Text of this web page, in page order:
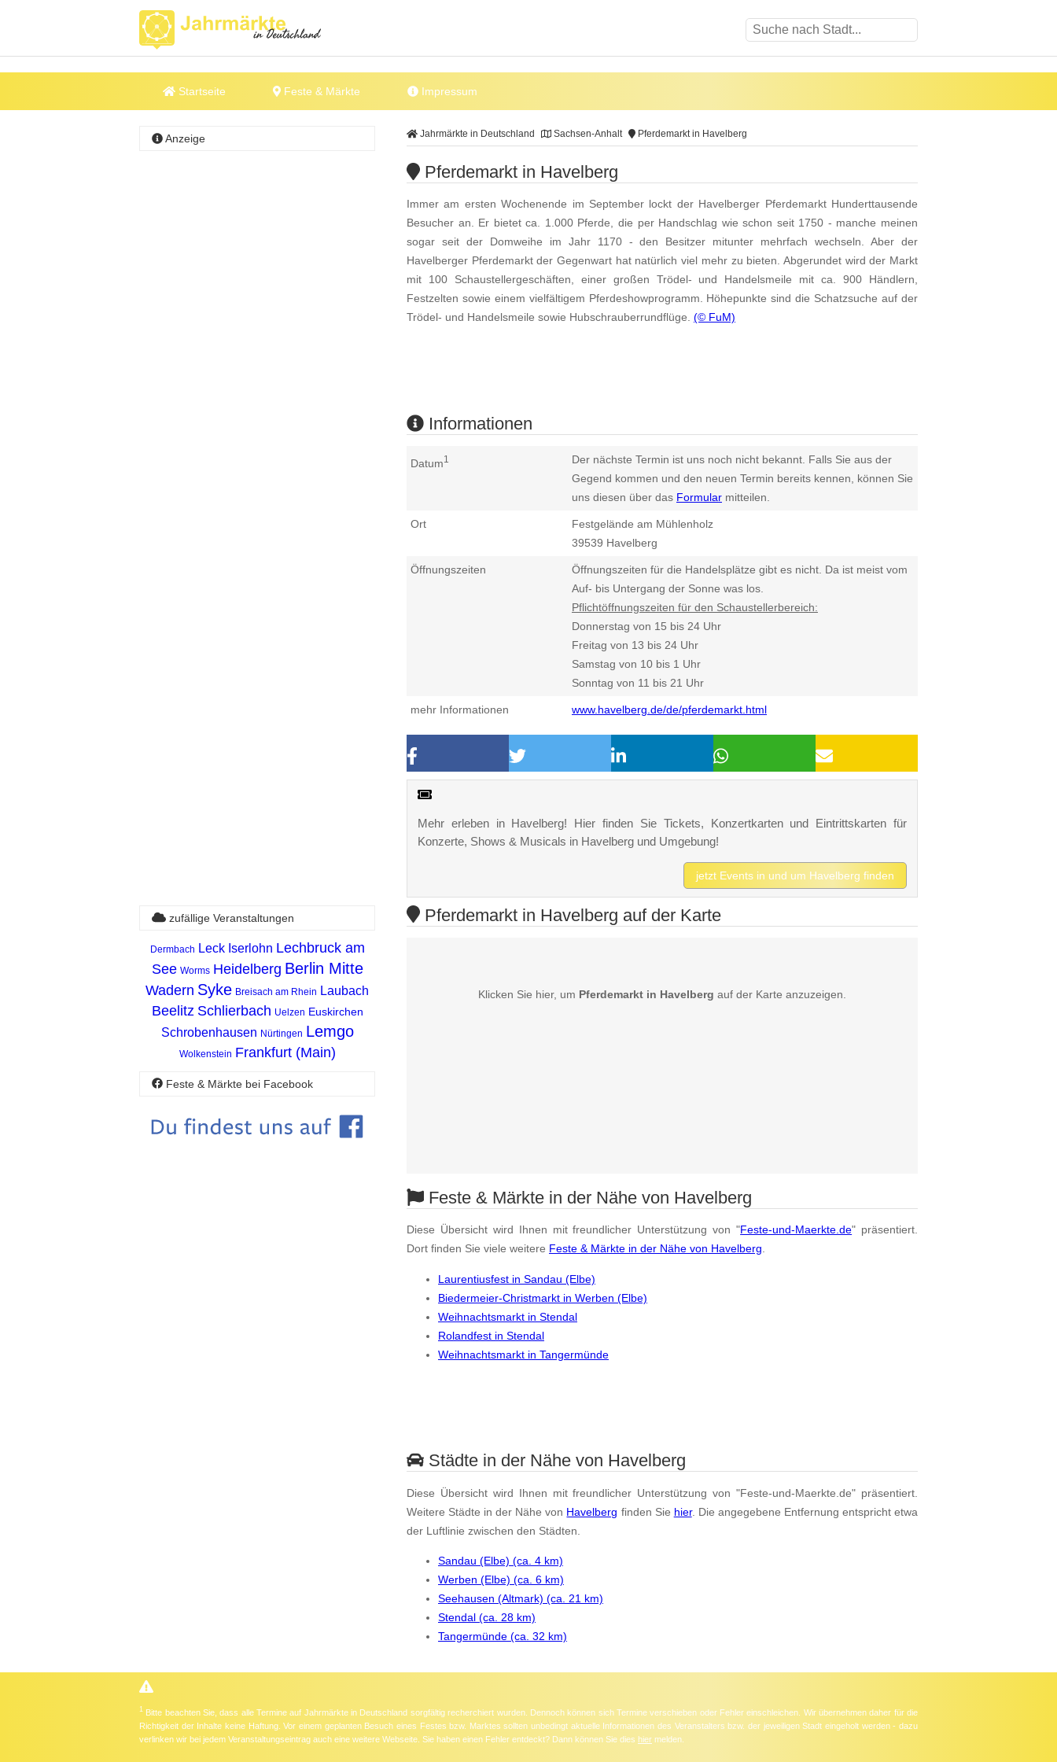
Startseite Feste & Märkte Impressum
Jahrmärkte in Deutschland Sachsen-Anhalt Pferdemarkt in Havelberg
Pferdemarkt in Havelberg
Immer am ersten Wochenende im September lockt der Havelberger Pferdemarkt Hunderttausende
Besucher an. Er bietet ca. 1.000 Pferde, die per Handschlag wie schon seit 1750 - manche meinen
sogar seit der Domweihe im Jahr 1170 - den Besitzer mitunter mehrfach wechseln. Aber der
Havelberger Pferdemarkt der Gegenwart hat natürlich viel mehr zu bieten. Abgerundet wird der Markt
mit 100 Schaustellergeschäften, einer großen Trödel- und Handelsmeile mit ca. 900 Händlern,
Festzelten sowie einem vielfältigem Pferdeshowprogramm. Höhepunkte sind die Schatzsuche auf der
Trödel- und Handelsmeile sowie Hubschrauberrundflüge. (© FuM)
Informationen
Datum1
Der nächste Termin ist uns noch nicht bekannt. Falls Sie aus der
Gegend kommen und den neuen Termin bereits kennen, können Sie
uns diesen über das Formular mitteilen.
Ort
Festgelände am Mühlenholz
39539 Havelberg
Öffnungszeiten
Öffnungszeiten für die Handelsplätze gibt es nicht. Da ist meist vom
Auf- bis Untergang der Sonne was los.
Pflichtöffnungszeiten für den Schaustellerbereich:
Donnerstag von 15 bis 24 Uhr
Freitag von 13 bis 24 Uhr
Samstag von 10 bis 1 Uhr
Sonntag von 11 bis 21 Uhr
mehr Informationen www.havelberg.de/de/pferdemarkt.html
Mehr erleben in Havelberg! Hier finden Sie Tickets, Konzertkarten und Eintrittskarten für
Konzerte, Shows & Musicals in Havelberg und Umgebung!
jetzt Events in und um Havelberg finden
Anzeige
Pferdemarkt in Havelberg auf der Karte
Klicken Sie hier, um Pferdemarkt in Havelberg auf der Karte anzuzeigen.
Feste & Märkte in der Nähe von Havelberg
Diese Übersicht wird Ihnen mit freundlicher Unterstützung von "Feste-und-Maerkte.de" präsentiert.
Dort finden Sie viele weitere Feste & Märkte in der Nähe von Havelberg.
Laurentiusfest in Sandau (Elbe)
Biedermeier-Christmarkt in Werben (Elbe)
Weihnachtsmarkt in Stendal
Rolandfest in Stendal
Weihnachtsmarkt in Tangermünde
Städte in der Nähe von Havelberg
Diese Übersicht wird Ihnen mit freundlicher Unterstützung von "Feste-und-Maerkte.de" präsentiert.
Weitere Städte in der Nähe von Havelberg finden Sie hier. Die angegebene Entfernung entspricht etwa
der Luftlinie zwischen den Städten.
Sandau (Elbe) (ca. 4 km)
Werben (Elbe) (ca. 6 km)
Seehausen (Altmark) (ca. 21 km)
Stendal (ca. 28 km)
Tangermünde (ca. 32 km)
zufällige Veranstaltungen
Dermbach Leck Iserlohn Lechbruck am
See Worms Heidelberg Berlin Mitte
Wadern Syke Breisach am Rhein Laubach
Beelitz Schlierbach Uelzen Euskirchen
Schrobenhausen Nürtingen Lemgo
Wolkenstein Frankfurt (Main)
Feste & Märkte bei Facebook
1 Bitte beachten Sie, dass alle Termine auf Jahrmärkte in Deutschland sorgfältig recherchiert wurden. Dennoch können sich Termine verschieben oder Fehler einschleichen. Wir übernehmen daher für die
Richtigkeit der Inhalte keine Haftung. Vor einem geplanten Besuch eines Festes bzw. Marktes sollten unbedingt aktuelle Informationen des Veranstalters bzw. der jeweiligen Stadt eingeholt werden - dazu
verlinken wir bei jedem Veranstaltungseintrag auch eine weitere Webseite. Sie haben einen Fehler entdeckt? Dann können Sie dies hier melden.